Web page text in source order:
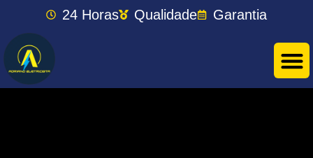
24 Horas Qualidade Garantia